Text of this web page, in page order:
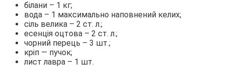
білани – 1 кг;
вода – 1 максимально наповнений келих;
сіль велика – 2 ст. л.;
есенція оцтова – 2 ст. л.;
чорний перець – 3 шт.;
кріп — пучок;
лист лавра – 1 шт.